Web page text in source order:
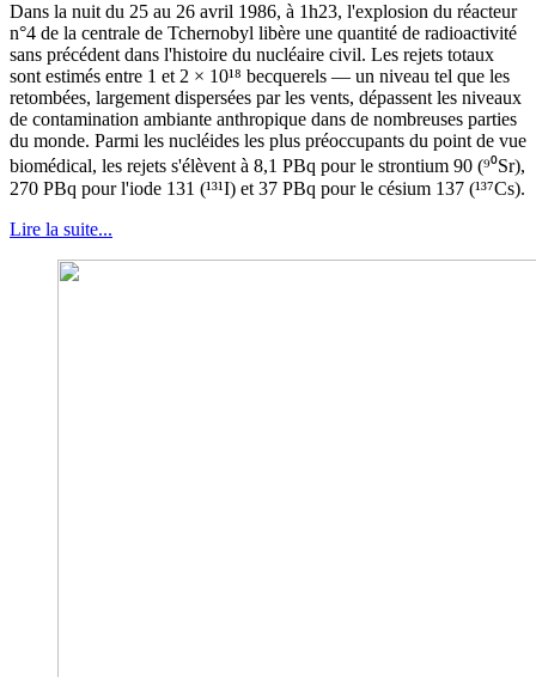
Dans la nuit du 25 au 26 avril 1986, à 1h23, l'explosion du réacteur
n°4 de la centrale de Tchernobyl libère une quantité de radioactivité
sans précédent dans l'histoire du nucléaire civil. Les rejets totaux
sont estimés entre 1 et 2 × 10¹⁸ becquerels — un niveau tel que les
retombées, largement dispersées par les vents, dépassent les niveaux
de contamination ambiante anthropique dans de nombreuses parties
du monde. Parmi les nucléides les plus préoccupants du point de vue
biomédical, les rejets s'élèvent à 8,1 PBq pour le strontium 90 (⁹⁰Sr),
270 PBq pour l'iode 131 (¹³¹I) et 37 PBq pour le césium 137 (¹³⁷Cs).
Lire la suite...